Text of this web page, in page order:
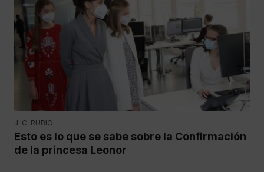
J. C. RUBIO
Esto es lo que se sabe sobre la Confirmación
de la princesa Leonor